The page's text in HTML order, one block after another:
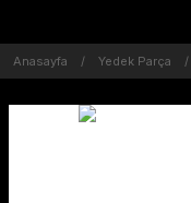
Anasayfa Yedek Parça